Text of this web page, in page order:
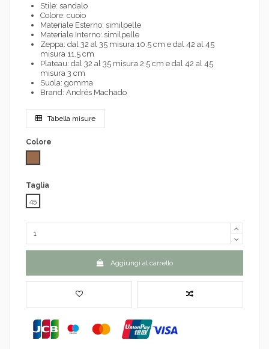
Stile: sandalo
Colore: cuoio
Materiale Esterno: similpelle
Materiale Interno: similpelle
Zeppa: dal 32 al 35 misura 10.5 cm e dal 42 al 45
misura 11.5 cm
Plateau: dal 32 al 35 misura 2.5 cm e dal 42 al 45
misura 3 cm
Suola: gomma
Brand: Andrés Machado
Tabella misure
Colore
Taglia
45
Aggiungi al carrello